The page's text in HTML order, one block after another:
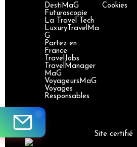
DestiMaG
Futuroscopie
La Travel Tech
LuxuryTravelMa
G
Partez en
France
TravelJobs
TravelManager
MaG
VoyageursMaG
Voyages
Responsables
Cookies
Site certifié